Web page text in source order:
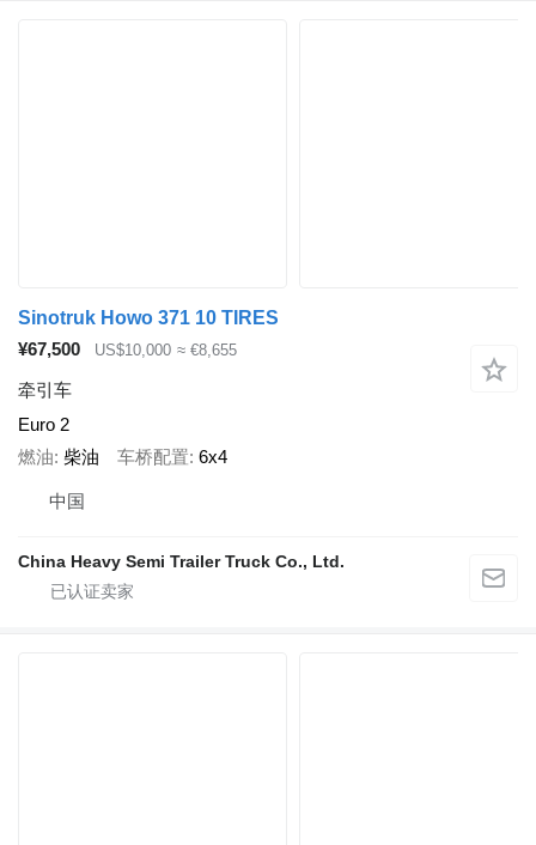
Sinotruk Howo 371 10 TIRES
¥67,500
US$10,000 ≈ €8,655
牵引车
Euro 2
燃油 柴油 车桥配置 6x4
中国
China Heavy Semi Trailer Truck Co., Ltd.